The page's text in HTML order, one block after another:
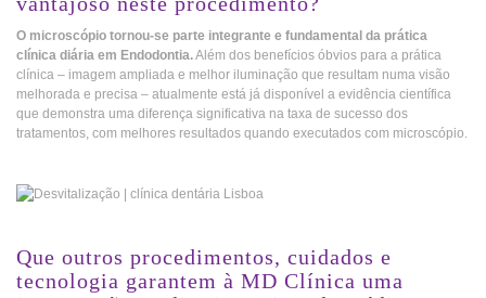
O microscópio tornou-se parte integrante e fundamental da prática
clínica diária em Endodontia.Além dos benefícios óbvios para a prática
clínica – imagem ampliada e melhor iluminação que resultam numa visão
melhorada e precisa – atualmente está já disponível a evidência científica
que demonstra uma diferença significativa na taxa de sucesso dos
tratamentos, com melhores resultados quando executados com microscópio.
Que outros procedimentos, cuidados e
tecnologia garantem à MD Clínica uma